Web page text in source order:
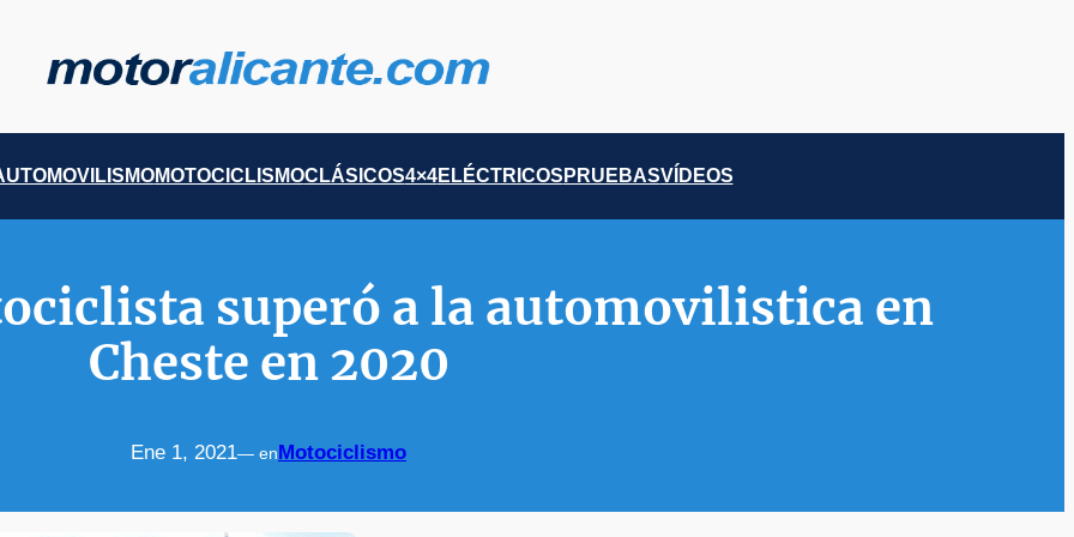
MOTOCICLISMOCLÁSICOS4×4ELÉCTRICOS PRUEBASVÍDEOS
superó a la automovilistica en
Cheste en 2020
Ene 1, 2021— enMotociclismo